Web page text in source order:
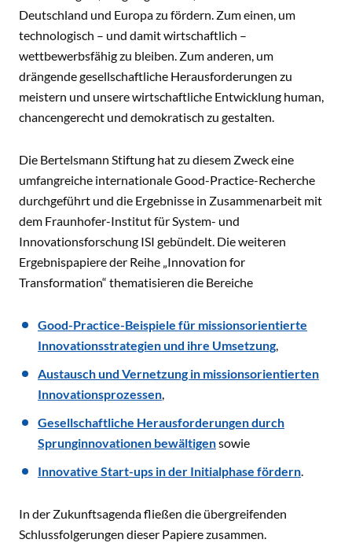
Deutschland und Europa zu fördern. Zum einen, um
technologisch – und damit wirtschaftlich –
wettbewerbsfähig zu bleiben. Zum anderen, um
drängende gesellschaftliche Herausforderungen zu
meistern und unsere wirtschaftliche Entwicklung human,
chancengerecht und demokratisch zu gestalten.
Die Bertelsmann Stiftung hat zu diesem Zweck eine
umfangreiche internationale Good-Practice-Recherche
durchgeführt und die Ergebnisse in Zusammenarbeit mit
dem Fraunhofer-Institut für System- und
Innovationsforschung ISI gebündelt. Die weiteren
Ergebnispapiere der Reihe „Innovation for
Transformation“ thematisieren die Bereiche
Good-Practice-Beispiele für missionsorientierte
Innovationsstrategien und ihre Umsetzung,
Austausch und Vernetzung in missionsorientierten
Innovationsprozessen,
Gesellschaftliche Herausforderungen durch
Sprunginnovationen bewältigensowie
Innovative Start-ups in der Initialphase fördern.
In der Zukunftsagenda fließen die übergreifenden
Schlussfolgerungen dieser Papiere zusammen.